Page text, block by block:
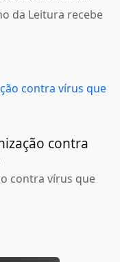
da Leitura recebe
contra
contra vírus que